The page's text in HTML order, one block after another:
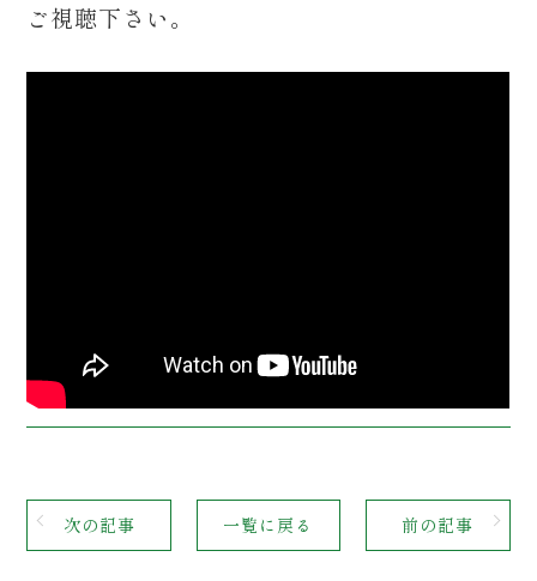
ご視聴下さい。
次の記事 一覧に戻る 前の記事